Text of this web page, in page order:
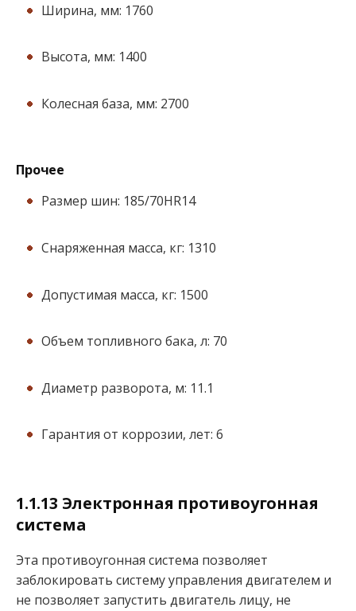
Ширина, мм: 1760
Высота, мм: 1400
Колесная база, мм: 2700
Прочее
Размер шин: 185/70HR14
Снаряженная масса, кг: 1310
Допустимая масса, кг: 1500
Объем топливного бака, л: 70
Диаметр разворота, м: 11.1
Гарантия от коррозии, лет: 6
1.1.13 Электронная противоугонная
система
Эта противоугонная система позволяет
заблокировать систему управления двигателем и
не позволяет запустить двигатель лицу, не